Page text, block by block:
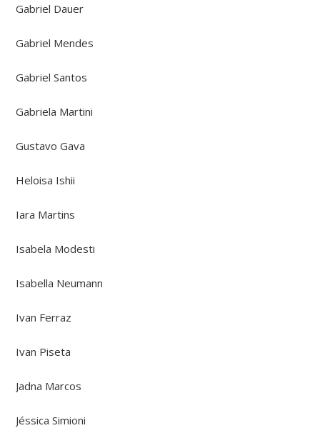
Gabriel Dauer
Gabriel Mendes
Gabriel Santos
Gabriela Martini
Gustavo Gava
Heloisa Ishii
Iara Martins
Isabela Modesti
Isabella Neumann
Ivan Ferraz
Ivan Piseta
Jadna Marcos
Jéssica Simioni